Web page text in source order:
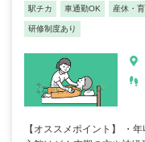
駅チカ 車通勤OK 産休・
研修制度あり
【オススメポイント】 ・